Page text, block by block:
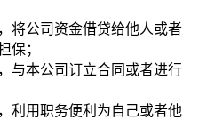
将公司资金借贷给他人或者
保；
与本公司订立合同或者进行
利用职务便利为自己或者他